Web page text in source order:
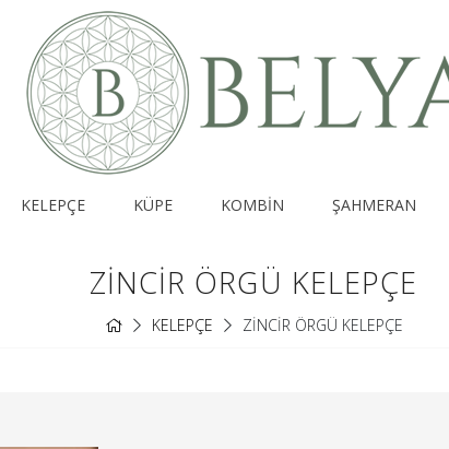
KELEPÇE KÜPE KOMBİN ŞAHMERAN
ZİNCİR ÖRGÜ KELEPÇE
KELEPÇE ZİNCİR ÖRGÜ KELEPÇE